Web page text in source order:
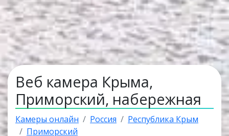
Веб камера Крыма,
Приморский, набережная
Камеры онлайн Россия
Республика Крым
Приморский